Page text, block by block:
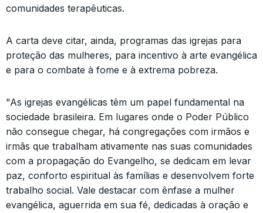
comunidades terapêuticas.
A carta deve citar, ainda, programas das igrejas para
proteção das mulheres, para incentivo à arte evangélica
e para o combate à fome e à extrema pobreza.
"As igrejas evangélicas têm um papel fundamental na
sociedade brasileira. Em lugares onde o Poder Público
não consegue chegar, há congregações com irmãos e
irmãs que trabalham ativamente nas suas comunidades
com a propagação do Evangelho, se dedicam em levar
paz, conforto espiritual às famílias e desenvolvem forte
trabalho social. Vale destacar com ênfase a mulher
evangélica, aguerrida em sua fé, dedicadas à oração e